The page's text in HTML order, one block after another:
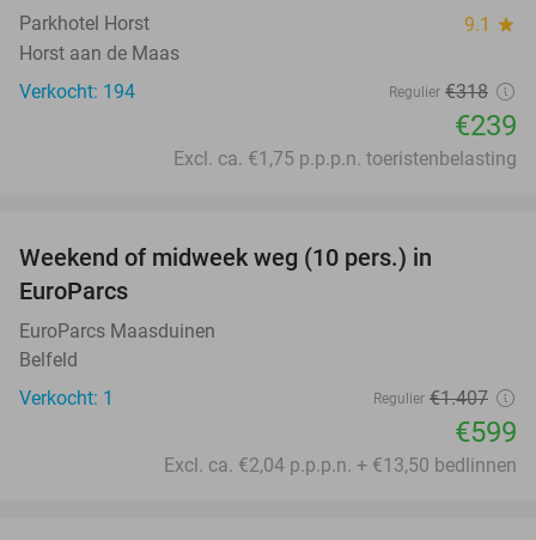
Parkhotel Horst 9.1 star
Horst aan de Maas
Verkocht: 194
Regulier €318
€239
Excl. ca. €1,75 p.p.p.n. toeristenbelasting
Weekend of midweek weg (10 pers.) in
EuroParcs
EuroParcs Maasduinen
Belfeld
Verkocht: 1
Regulier €1.407
€599
Excl. ca. €2,04 p.p.p.n. + €13,50 bedlinnen